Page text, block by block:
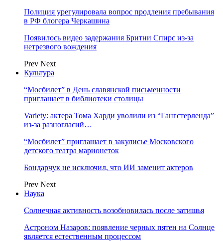
Полиция урегулировала вопрос продления пребывания
в РФ блогера Черкашина
Появилось видео задержания Бритни Спирс из-за
нетрезвого вождения
Prev Next
Культура
“Мосбилет” в День славянской письменности
приглашает в библиотеки столицы
Variety: актера Тома Харди уволили из “Гангстерленда”
из-за разногласий…
“Мосбилет” приглашает в закулисье Московского
детского театра марионеток
Бондарчук не исключил, что ИИ заменит актеров
Prev Next
Наука
Солнечная активность возобновилась после затишья
Астроном Назаров: появление черных пятен на Солнце
является естественным процессом